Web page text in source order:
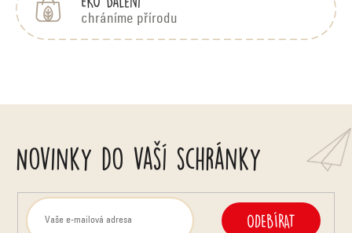
y
p
s
u
chráníme přírodu
Novinky do vaší schránky
ODEBÍRAT